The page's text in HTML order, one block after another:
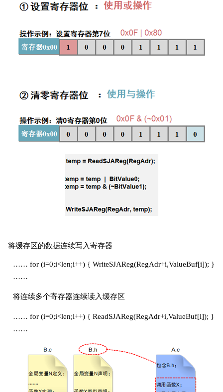
将缓存区的数据连续写入寄存器
…… for (i=0;i<len;i++) { WriteSJAReg(RegAdr+i,ValueBuf[i]); }
……
将连续多个寄存器连续读入缓存区
…… for (i=0;i<len;i++) { ReadSJAReg(RegAdr+i,ValueBuf[i]); }
……